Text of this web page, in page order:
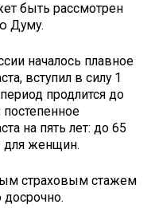
быть рассмотрен
Думу.
началось плавное
вступил в силу 1
продлится до
на пять лет: до 65
для женщин.
страховым стажем